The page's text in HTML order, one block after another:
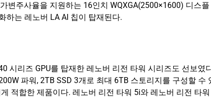
변주사율을 지원하는 16인치 WQXGA(2500×1600) 디스플
하는 레노버 LA AI 칩이 탑재된다.
시리즈 GPU를 탑재한 레노버 리전 타워 시리즈도 선보였
파워, 2TB SSD 3개로 최대 6TB 스토리지를 구성할 수
적합한 제품이다. 레노버 리전 타워 5i와 레노버 리전 타